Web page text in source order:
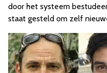
door het systeem
staat gesteld om zelf